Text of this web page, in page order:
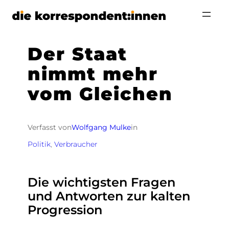
Zum
Der Staat
nimmt mehr
vom Gleichen
Verfasst vonWolfgang Mulkein
Politik, Verbraucher
Die wichtigsten Fragen
und Antworten zur kalten
Progression